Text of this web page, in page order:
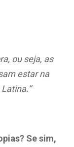
ou seja, as
estar na
Se sim,